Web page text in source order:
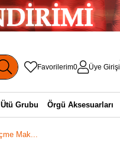
Favorilerim0 Üye Girişi
Ütü Grubu Örgü Aksesuarları
Mak...